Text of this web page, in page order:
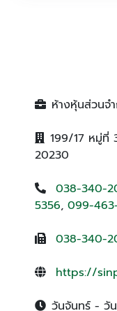
ขายหิน รา
ห้างหุ้นส่วน
199/17 หมู่ที่
20230
038-340-
5356, 099-
038-340-
https://
วันจันทร์ - วัน